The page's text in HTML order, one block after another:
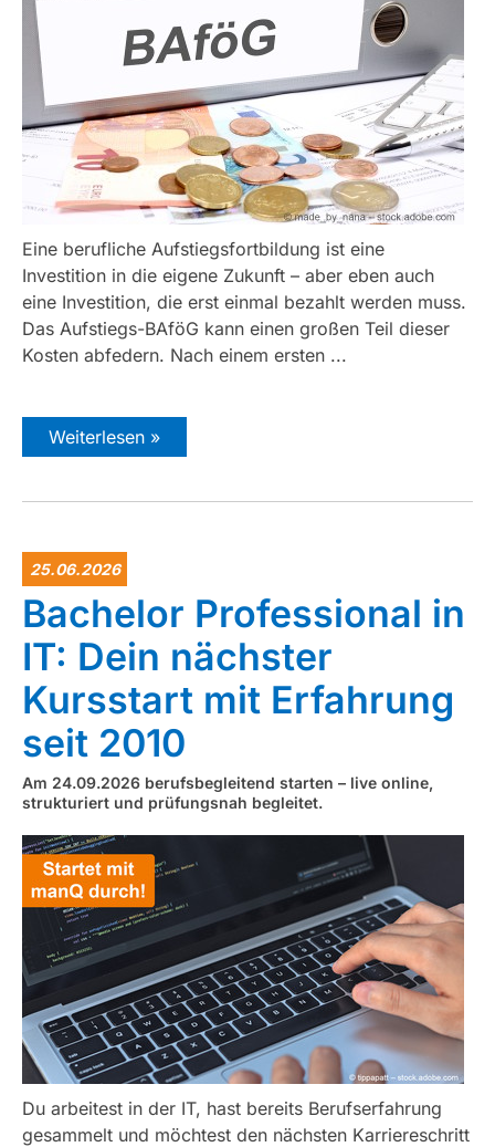
Eine berufliche Aufstiegsfortbildung ist eine
Investition in die eigene Zukunft – aber eben auch
eine Investition, die erst einmal bezahlt werden muss.
Das Aufstiegs-BAföG kann einen großen Teil dieser
Kosten abfedern. Nach einem ersten ...
Weiterlesen »
25.06.2026
Bachelor Professional in
IT: Dein nächster
Kursstart mit Erfahrung
seit 2010
Am 24.09.2026 berufsbegleitend starten – live online,
strukturiert und prüfungsnah begleitet.
Du arbeitest in der IT, hast bereits Berufserfahrung
gesammelt und möchtest den nächsten Karriereschritt